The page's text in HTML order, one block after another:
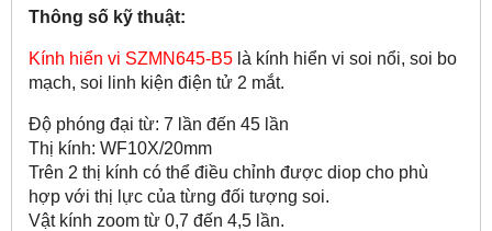
Thông số kỹ thuật:
Kính hiển vi SZMN645-B5 là kính hiển vi soi nổi, soi bo
mạch, soi linh kiện điện tử 2 mắt.
Độ phóng đại từ: 7 lần đến 45 lần
Thị kính: WF10X/20mm
Trên 2 thị kính có thể điều chỉnh được diop cho phù
hợp với thị lực của từng đối tượng soi.
Vật kính zoom từ 0,7 đến 4,5 lần.